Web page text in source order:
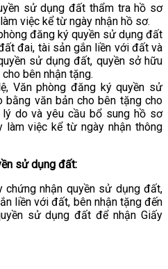
sử dụng đất thẩm tra hồ sơ
việc kể từ ngày nhận hồ sơ.
đăng ký quyền sử dụng đất
đai, tài sản gắn liền với đất và
sử dụng đất, quyền sở hữu
bên nhận tặng.
Văn phòng đăng ký quyền sử
bằng văn bản cho bên tặng cho
do và yêu cầu bổ sung hồ sơ
làm việc kể từ ngày nhận thông
sử dụng đất:
chứng nhận quyền sử dụng đất,
liền với đất, bên nhận tặng đến
sử dụng đất để nhận Giấy